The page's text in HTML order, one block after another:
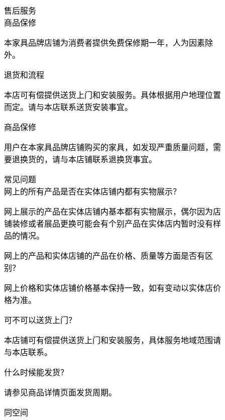
售后服务
商品保修
本家具品牌店铺为消费者提供免费保修期一年，人为因素除
外。
退货和流程
本店可有偿提供送货上门和安装服务。具体根据用户地理位置
而定。请与本店联系送货安装事宜。
商品保修
用户在本家具品牌店铺购买的家具，如发现严重质量问题，需
要退换货的，请与本店铺联系退换货事宜。
常见问题
网上的所有产品是否在实体店铺内都有实物展示？
网上展示的产品在实体店铺内基本都有实物展示，偶尔因为店
铺装修或者展品更换可能会有个别产品在实体店内暂时没有样
品的情况。
网上的产品和实体店铺的产品在价格、质量等方面是否有区
别？
网上价格和实体店铺价格基本保持一致，如有变动以实体店价
格为准。
可不可以送货上门？
本店铺可有偿提供送货上门和安装服务，具体服务地域范围请
与本店联系。
什么时候能发货？
请参见商品详情页面发货周期。
同空间